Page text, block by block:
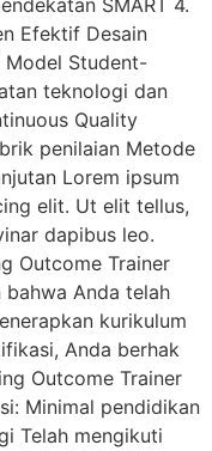
SMART 4.
Efektif Desain
Model Student-
teknologi dan
Quality
penilaian Metode
Lorem ipsum
elit. Ut elit tellus,
dapibus leo.
Outcome Trainer
bahwa Anda telah
kurikulum
Anda berhak
Outcome Trainer
Minimal pendidikan
Telah mengikuti